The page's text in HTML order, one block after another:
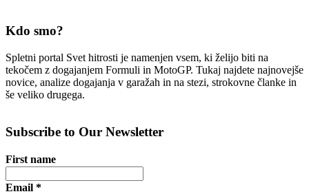
Kdo smo?
Spletni portal Svet hitrosti je namenjen vsem, ki želijo biti na
tekočem z dogajanjem Formuli in MotoGP. Tukaj najdete najnovejše
novice, analize dogajanja v garažah in na stezi, strokovne članke in
še veliko drugega.
Subscribe to Our Newsletter
First name
Email *